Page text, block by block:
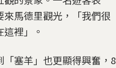
馬德里觀光，「我們很
裡」。
塞羊」也更顯得興奮，8